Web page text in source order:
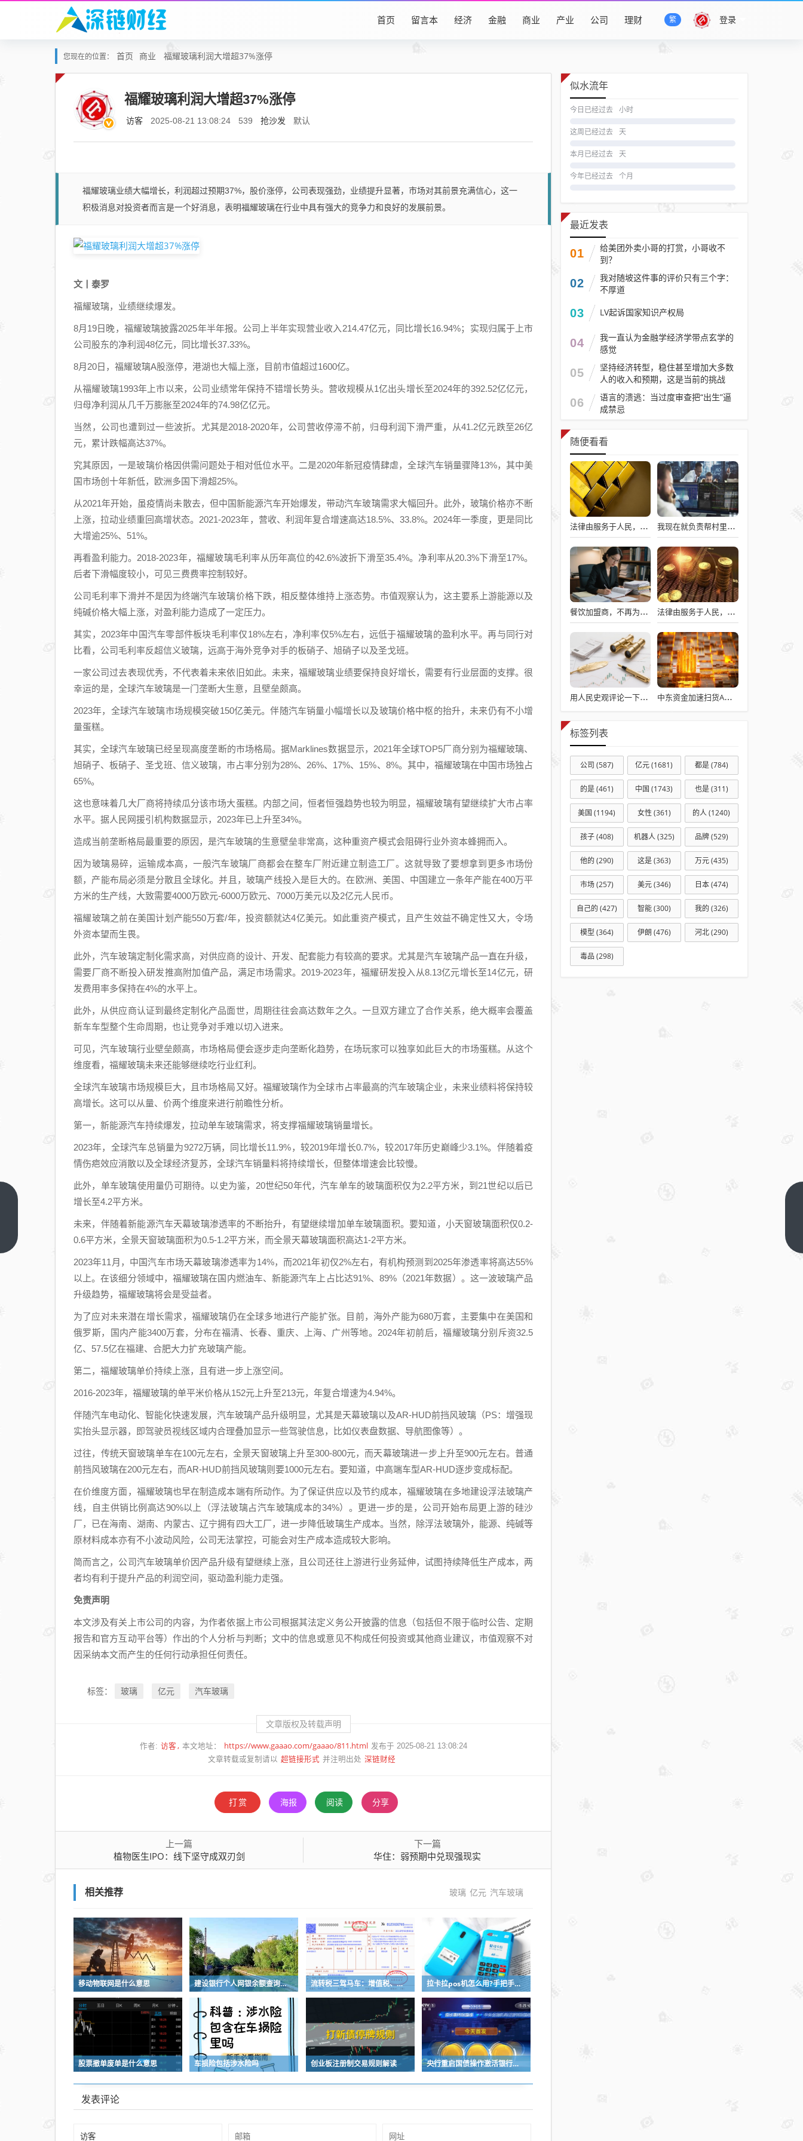
登录
繁
首页 留言本 经济 金融 商业 产业 公司 理财
您现在的位置： 首页 商业 福耀玻璃利润大增超37%涨停
福耀玻璃利润大增超37%涨停
访客 2025-08-21 13:08:24 539 抢沙发 默认
福耀玻璃业绩大幅增长，利润超过预期37%，股价涨停，公司表现强劲，业绩提升显著，市场对其前景充满信心，这一
积极消息对投资者而言是一个好消息，表明福耀玻璃在行业中具有强大的竞争力和良好的发展前景。
文丨泰罗
福耀玻璃，业绩继续爆发。
8月19日晚，福耀玻璃披露2025年半年报。公司上半年实现营业收入214.47亿元，同比增长16.94%；实现归属于上市
公司股东的净利润48亿元，同比增长37.33%。
8月20日，福耀玻璃A股涨停，港湖也大幅上涨，目前市值超过1600亿。
从福耀玻璃1993年上市以来，公司业绩常年保持不错增长势头。营收规模从1亿出头增长至2024年的392.52亿亿元，
归母净利润从几千万膨胀至2024年的74.98亿亿元。
当然，公司也遭到过一些波折。尤其是2018-2020年，公司营收停滞不前，归母利润下滑严重，从41.2亿元跌至26亿
元，累计跌幅高达37%。
究其原因，一是玻璃价格因供需问题处于相对低位水平。二是2020年新冠疫情肆虐，全球汽车销量骤降13%，其中美
国市场创十年新低，欧洲多国下滑超25%。
从2021年开始，虽疫情尚未散去，但中国新能源汽车开始爆发，带动汽车玻璃需求大幅回升。此外，玻璃价格亦不断
上涨，拉动业绩重回高增状态。2021-2023年，营收、利润年复合增速高达18.5%、33.8%。2024年一季度，更是同比
大增逾25%、51%。
再看盈利能力。2018-2023年，福耀玻璃毛利率从历年高位的42.6%波折下滑至35.4%。净利率从20.3%下滑至17%。
后者下滑幅度较小，可见三费费率控制较好。
公司毛利率下滑并不是因为终端汽车玻璃价格下跌，相反整体维持上涨态势。市值观察认为，这主要系上游能源以及
纯碱价格大幅上涨，对盈利能力造成了一定压力。
其实，2023年中国汽车零部件板块毛利率仅18%左右，净利率仅5%左右，远低于福耀玻璃的盈利水平。再与同行对
比看，公司毛利率反超信义玻璃，远高于海外竞争对手的板硝子、旭硝子以及圣戈班。
一家公司过去表现优秀，不代表着未来依旧如此。未来，福耀玻璃业绩要保持良好增长，需要有行业层面的支撑。很
幸运的是，全球汽车玻璃是一门垄断大生意，且壁垒颇高。
2023年，全球汽车玻璃市场规模突破150亿美元。伴随汽车销量小幅增长以及玻璃价格中枢的抬升，未来仍有不小增
量蛋糕。
其实，全球汽车玻璃已经呈现高度垄断的市场格局。据Marklines数据显示，2021年全球TOP5厂商分别为福耀玻璃、
旭硝子、板硝子、圣戈班、信义玻璃，市占率分别为28%、26%、17%、15%、8%。其中，福耀玻璃在中国市场独占
65%。
这也意味着几大厂商将持续瓜分该市场大蛋糕。内部之间，恒者恒强趋势也较为明显，福耀玻璃有望继续扩大市占率
水平。据人民网援引机构数据显示，2023年已上升至34%。
造成当前垄断格局最重要的原因，是汽车玻璃的生意壁垒非常高，这种重资产模式会阻碍行业外资本蜂拥而入。
因为玻璃易碎，运输成本高，一般汽车玻璃厂商都会在整车厂附近建立制造工厂。这就导致了要想拿到更多市场份
额，产能布局必须是分散且全球化。并且，玻璃产线投入是巨大的。在欧洲、美国、中国建立一条年产能在400万平
方米的生产线，大致需要4000万欧元-6000万欧元、7000万美元以及2亿元人民币。
福耀玻璃之前在美国计划产能550万套/年，投资额就达4亿美元。如此重资产模式，且产生效益不确定性又大，令场
外资本望而生畏。
此外，汽车玻璃定制化需求高，对供应商的设计、开发、配套能力有较高的要求。尤其是汽车玻璃产品一直在升级，
需要厂商不断投入研发推高附加值产品，满足市场需求。2019-2023年，福耀研发投入从8.13亿元增长至14亿元，研
发费用率多保持在4%的水平上。
此外，从供应商认证到最终定制化产品面世，周期往往会高达数年之久。一旦双方建立了合作关系，绝大概率会覆盖
新车车型整个生命周期，也让竞争对手难以切入进来。
可见，汽车玻璃行业壁垒颇高，市场格局便会逐步走向垄断化趋势，在场玩家可以独享如此巨大的市场蛋糕。从这个
维度看，福耀玻璃未来还能够继续吃行业红利。
全球汽车玻璃市场规模巨大，且市场格局又好。福耀玻璃作为全球市占率最高的汽车玻璃企业，未来业绩料将保持较
高增长。这可以从量、价两个维度来进行前瞻性分析。
第一，新能源汽车持续爆发，拉动单车玻璃需求，将支撑福耀玻璃销量增长。
2023年，全球汽车总销量为9272万辆，同比增长11.9%，较2019年增长0.7%，较2017年历史巅峰少3.1%。伴随着疫
情伤疤效应消散以及全球经济复苏，全球汽车销量料将持续增长，但整体增速会比较慢。
此外，单车玻璃使用量仍可期待。以史为鉴，20世纪50年代，汽车单车的玻璃面积仅为2.2平方米，到21世纪以后已
增长至4.2平方米。
未来，伴随着新能源汽车天幕玻璃渗透率的不断抬升，有望继续增加单车玻璃面积。要知道，小天窗玻璃面积仅0.2-
0.6平方米，全景天窗玻璃面积为0.5-1.2平方米，而全景天幕玻璃面积高达1-2平方米。
2023年11月，中国汽车市场天幕玻璃渗透率为14%，而2021年初仅2%左右，有机构预测到2025年渗透率将高达55%
以上。在该细分领域中，福耀玻璃在国内燃油车、新能源汽车上占比达91%、89%（2021年数据）。这一波玻璃产品
升级趋势，福耀玻璃将会是受益者。
为了应对未来潜在增长需求，福耀玻璃仍在全球多地进行产能扩张。目前，海外产能为680万套，主要集中在美国和
俄罗斯，国内产能3400万套，分布在福清、长春、重庆、上海、广州等地。2024年初前后，福耀玻璃分别斥资32.5
亿、57.5亿在福建、合肥大力扩充玻璃产能。
第二，福耀玻璃单价持续上涨，且有进一步上涨空间。
2016-2023年，福耀玻璃的单平米价格从152元上升至213元，年复合增速为4.94%。
伴随汽车电动化、智能化快速发展，汽车玻璃产品升级明显，尤其是天幕玻璃以及AR-HUD前挡风玻璃（PS：增强现
实抬头显示器，即驾驶员视线区域内合理叠加显示一些驾驶信息，比如仪表盘数据、导航图像等）。
过往，传统天窗玻璃单车在100元左右，全景天窗玻璃上升至300-800元，而天幕玻璃进一步上升至900元左右。普通
前挡风玻璃在200元左右，而AR-HUD前挡风玻璃则要1000元左右。要知道，中高端车型AR-HUD逐步变成标配。
在价维度方面，福耀玻璃也早在制造成本端有所动作。为了保证供应以及节约成本，福耀玻璃在多地建设浮法玻璃产
线，自主供销比例高达90%以上（浮法玻璃占汽车玻璃成本的34%）。更进一步的是，公司开始布局更上游的硅沙
厂，已在海南、湖南、内蒙古、辽宁拥有四大工厂，进一步降低玻璃生产成本。当然，除浮法玻璃外，能源、纯碱等
原材料成本亦有不小波动风险，公司无法掌控，可能会对生产成本造成较大影响。
简而言之，公司汽车玻璃单价因产品升级有望继续上涨，且公司还往上游进行业务延伸，试图持续降低生产成本，两
者均有利于提升产品的利润空间，驱动盈利能力走强。
免责声明
本文涉及有关上市公司的内容，为作者依据上市公司根据其法定义务公开披露的信息（包括但不限于临时公告、定期
报告和官方互动平台等）作出的个人分析与判断；文中的信息或意见不构成任何投资或其他商业建议，市值观察不对
因采纳本文而产生的任何行动承担任何责任。
标签： 玻璃 亿元 汽车玻璃
文章版权及转载声明
作者: 访客 本文地址： https://www.gaaao.com/gaaao/811.html 发布于 2025-08-21 13:08:24
文章转载或复制请以 超链接形式 并注明出处 深链财经
打赏 海报 阅读 分享
上一篇
植物医生IPO：线下坚守成双刃剑
下一篇
华住：弱预期中兑现强现实
相关推荐 玻璃 亿元 汽车玻璃
移动物联网是什么意思 建设银行个人网银余额查询指南发布 多重验证筑牢账户安全防线 流转税三驾马车：增值税、消费税、关税如何影响市场与民生 拉卡拉pos机怎么用?手把手教你：3分钟上手拉卡拉POS机
股票撤单废单是什么意思 车损险包括涉水险吗 创业板注册制交易规则解读 央行重启国债操作激活银行间债市 170万亿市场迎来开放新机遇
发表评论
似水流年
今日已经过去 小时
这周已经过去 天
本月已经过去 天
今年已经过去 个月
最近发表
01
给美团外卖小哥的打赏，小哥收不
到？
02
我对随坡这件事的评价只有三个字：
不厚道
03 LV起诉国家知识产权局
04
我一直认为金融学经济学带点玄学的
感觉
05
坚持经济转型，稳住甚至增加大多数
人的收入和预期，这是当前的挑战
06
语言的溃逃：当过度审查把“出生”逼
成禁忌
随便看看
法律由服务于人民，变成了服务于法学届 我现在就负责帮村里申请建房的工作，现在村里不是盖不起，是没地没指标！
餐饮加盟商，不再为“大牌”买单？ 法律由服务于人民，变成了服务于法学届
用人民史观评论一下澎湖海战 中东资金加速扫货A股！QFII最新持仓揭秘 17股获重磅配置
标签列表
公司 (587) 亿元(1681) 都是(784)
的是(461) 中国 (1743) 也是(311)
美国 (1194) 女性 (361) 的人(1240)
孩子(408) 机器人(325) 品牌(529)
他的 (290) 这是(363) 万元(435)
市场(257) 美元(346) 日本(474)
自己的 (427) 智能(300) 我的 (326)
模型 (364) 伊朗 (476) 河北(290)
毒品 (298)